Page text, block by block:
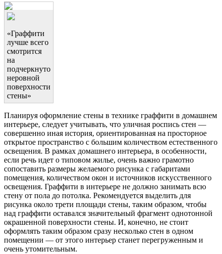
«Граффити
лучше всего
смотрится
на
подчеркнуто
неровной
поверхности
стены»
Планируя оформление стены в технике граффити в домашнем
интерьере, следует учитывать, что уличная роспись стен —
совершенно иная история, ориентированная на просторное
открытое пространство с большим количеством естественного
освещения. В рамках домашнего интерьера, в особенности,
если речь идет о типовом жилье, очень важно грамотно
сопоставить размеры желаемого рисунка с габаритами
помещения, количеством окон и источников искусственного
освещения. Граффити в интерьере не должно занимать всю
стену от пола до потолка. Рекомендуется выделить для
рисунка около трети площади стены, таким образом, чтобы
над граффити оставался значительный фрагмент однотонной
окрашенной поверхности стены. И, конечно, не стоит
оформлять таким образом сразу несколько стен в одном
помещении — от этого интерьер станет перегруженным и
очень утомительным.